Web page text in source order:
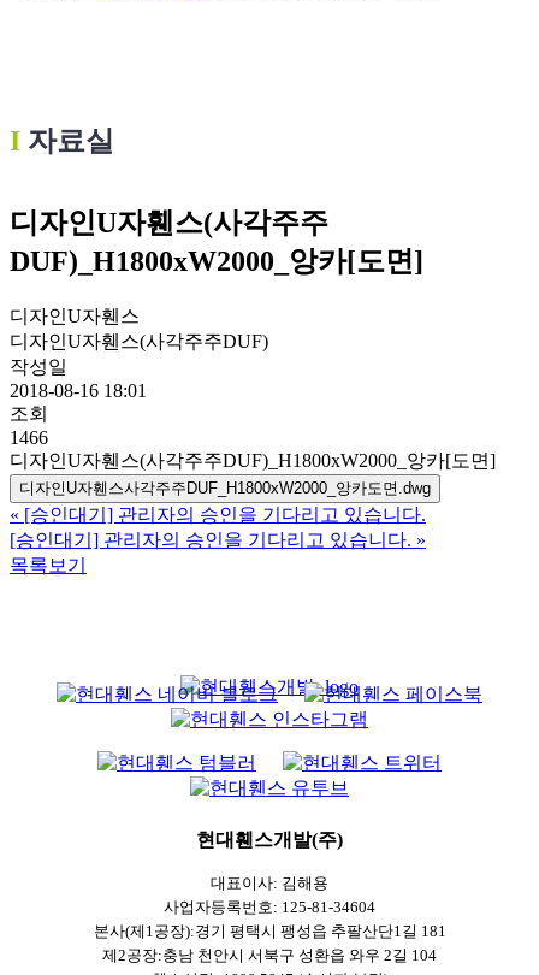
Ι 자료실
디자인U자휀스(사각주주
DUF)_H1800xW2000_앙카[도면]
디자인U자휀스
디자인U자휀스(사각주주DUF)
작성일
2018-08-16 18:01
조회
1466
디자인U자휀스(사각주주DUF)_H1800xW2000_앙카[도면]
디자인U자휀스사각주주DUF_H1800xW2000_앙카도면.dwg
« [승인대기] 관리자의 승인을 기다리고 있습니다.
[승인대기] 관리자의 승인을 기다리고 있습니다. »
목록보기
현대휀스개발(주)
대표이사: 김해용
사업자등록번호: 125-81-34604
본사(제1공장):경기 평택시 팽성읍 추팔산단1길 181
제2공장:충남 천안시 서북구 성환읍 와우 2길 104